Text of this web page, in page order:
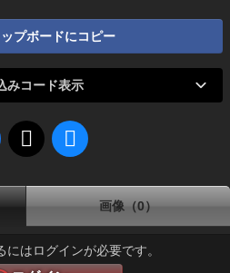
プボードにコピー
みコード表示
画像（0）
にはログインが必要です。